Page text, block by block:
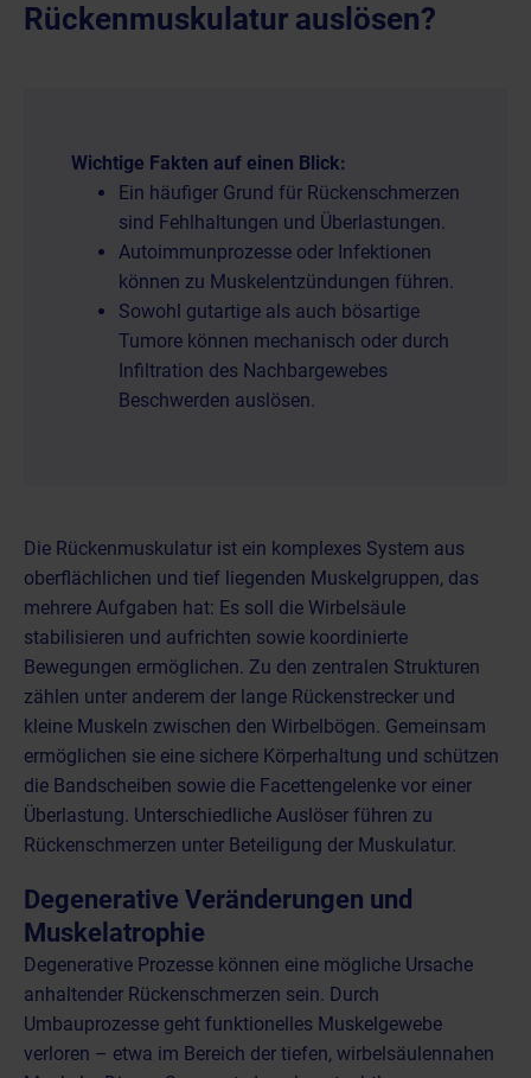
Rückenmuskulatur auslösen?
Wichtige Fakten auf einen Blick:
Ein häufiger Grund für Rückenschmerzen
sind Fehlhaltungen und Überlastungen.
Autoimmunprozesse oder Infektionen
können zu Muskelentzündungen führen.
Sowohl gutartige als auch bösartige
Tumore können mechanisch oder durch
Infiltration des Nachbargewebes
Beschwerden auslösen.
Die Rückenmuskulatur ist ein komplexes System aus
oberflächlichen und tief liegenden Muskelgruppen, das
mehrere Aufgaben hat: Es soll die Wirbelsäule
stabilisieren und aufrichten sowie koordinierte
Bewegungen ermöglichen. Zu den zentralen Strukturen
zählen unter anderem der lange Rückenstrecker und
kleine Muskeln zwischen den Wirbelbögen. Gemeinsam
ermöglichen sie eine sichere Körperhaltung und schützen
die Bandscheiben sowie die Facettengelenke vor einer
Überlastung. Unterschiedliche Auslöser führen zu
Rückenschmerzen unter Beteiligung der Muskulatur.
Degenerative Veränderungen und
Muskelatrophie
Degenerative Prozesse können eine mögliche Ursache
anhaltender Rückenschmerzen sein. Durch
Umbauprozesse geht funktionelles Muskelgewebe
verloren – etwa im Bereich der tiefen, wirbelsäulennahen